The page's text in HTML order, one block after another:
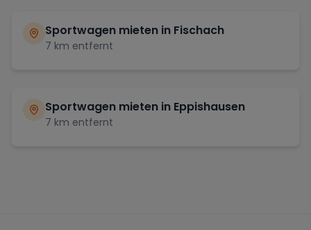
Sportwagen mieten in Fischach
7 km entfernt
Sportwagen mieten in Eppishausen
7 km entfernt